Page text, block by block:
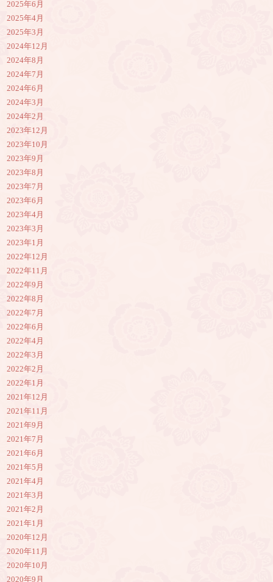
2025年6月
2025年4月
2025年3月
2024年12月
2024年8月
2024年7月
2024年6月
2024年3月
2024年2月
2023年12月
2023年10月
2023年9月
2023年8月
2023年7月
2023年6月
2023年4月
2023年3月
2023年1月
2022年12月
2022年11月
2022年9月
2022年8月
2022年7月
2022年6月
2022年4月
2022年3月
2022年2月
2022年1月
2021年12月
2021年11月
2021年9月
2021年7月
2021年6月
2021年5月
2021年4月
2021年3月
2021年2月
2021年1月
2020年12月
2020年11月
2020年10月
2020年9月